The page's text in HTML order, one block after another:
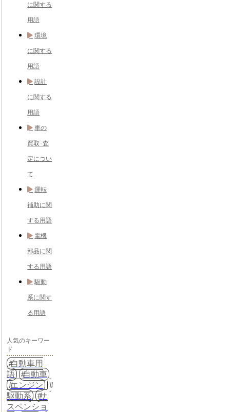
に関する
用語
環境
に関する
用語
設計
に関する
用語
車の
買取･査
定につい
て
運転
補助に関
する用語
電機
部品に関
する用語
駆動
系に関す
る用語
人気のキーワー
ド
自動車用
語
自動車
エンジン
駆動系
サ
スペンショ